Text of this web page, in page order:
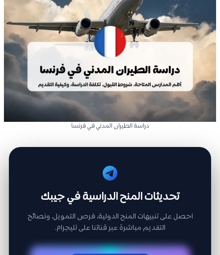
دراسة الطيران المدني في فرنسا
تحديثات المنح الدراسية في جيبك
احصل على تنبيهات المنح الدولية، فرص التمويل، ونصائح
التقديم مباشرة عبر قناتنا على تليجرام.